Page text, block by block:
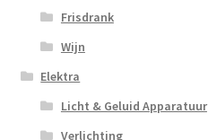
Frisdrank
Wijn
Elektra
Licht & Geluid Apparatuur
Verlichting